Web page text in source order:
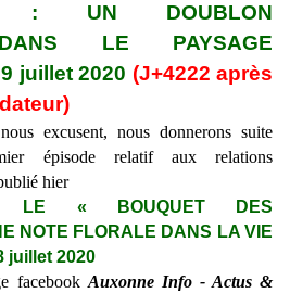
: UN DOUBLON
DANS LE PAYSAGE
juillet 2020 (J+4222 après
excusent, nous donnerons suite
épisode relatif aux relations
hier
: LE « BOUQUET DES
NOTE FLORALE DANS LA VIE
juillet 2020
facebook Auxonne Info - Actus &